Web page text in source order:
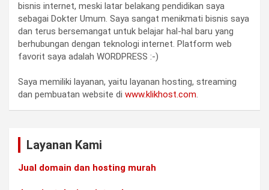
bisnis internet, meski latar belakang pendidikan saya
sebagai Dokter Umum. Saya sangat menikmati bisnis saya
dan terus bersemangat untuk belajar hal-hal baru yang
berhubungan dengan teknologi internet. Platform web
favorit saya adalah WORDPRESS :-)
Saya memiliki layanan, yaitu layanan hosting, streaming
dan pembuatan website di www.klikhost.com.
Layanan Kami
Jual domain dan hosting murah